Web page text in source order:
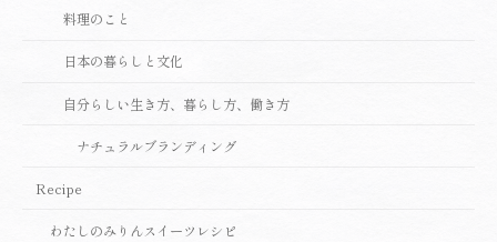
料理のこと
日本の暮らしと文化
自分らしい生き方、暮らし方、働き方
ナチュラルブランディング
Recipe
わたしのみりんスイーツレシピ